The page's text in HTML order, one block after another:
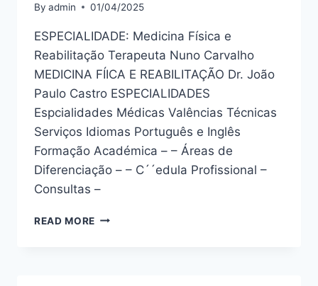
By admin 01/04/2025
ESPECIALIDADE: Medicina Física e
Reabilitação Terapeuta Nuno Carvalho
MEDICINA FÍICA E REABILITAÇÃO Dr. João
Paulo Castro ESPECIALIDADES
Espcialidades Médicas Valências Técnicas
Serviços Idiomas Português e Inglês
Formação Académica – – Áreas de
Diferenciação – – C´´edula Profissional –
Consultas –
READ MORE TERAPEUTA